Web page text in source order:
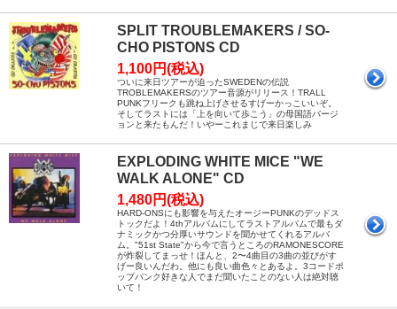
SPLIT TROUBLEMAKERS / SO-
CHO PISTONS CD
1,100円(税込)
ついに来日ツアーが迫ったSWEDENの伝説
TROBLEMAKERSのツアー音源がリリース！TRALL
PUNKフリークも跳ね上げさせるすげーかっこいいぞ。
そしてラストには「上を向いて歩こう」の母国語バージ
ョンと来たもんだ！いやーこれまじで来日楽しみ
EXPLODING WHITE MICE "WE
WALK ALONE" CD
1,480円(税込)
HARD-ONSにも影響を与えたオージーPUNKのデッドス
トックだよ！4thアルバムにしてラストアルバムで最もダ
ナミックかつ分厚いサウンドを聞かせてくれるアルバ
ム。"51st State"から今で言うところのRAMONESCORE
が炸裂してまっせ！ほんと、2〜4曲目の3曲の並びがす
げー良いんだわ。他にも良い曲色々とあるよ。3コードポ
ップパンク好きな人でまだ聞いたことのない人は絶対聴
いて！